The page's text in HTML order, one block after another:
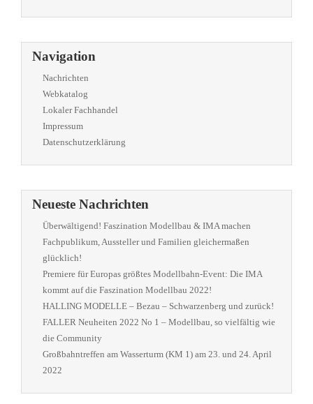
Navigation
Nachrichten
Webkatalog
Lokaler Fachhandel
Impressum
Datenschutzerklärung
Neueste Nachrichten
Überwältigend! Faszination Modellbau & IMA machen
Fachpublikum, Aussteller und Familien gleichermaßen
glücklich!
Premiere für Europas größtes Modellbahn-Event: Die IMA
kommt auf die Faszination Modellbau 2022!
HALLING MODELLE – Bezau – Schwarzenberg und zurück!
FALLER Neuheiten 2022 No 1 – Modellbau, so vielfältig wie
die Community
Großbahntreffen am Wasserturm (KM 1) am 23. und 24. April
2022